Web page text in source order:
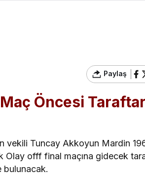
Paylaş
Öncesi
vekili Tuncay Akkoyun Mardin
Olay offf final maçına gidecek